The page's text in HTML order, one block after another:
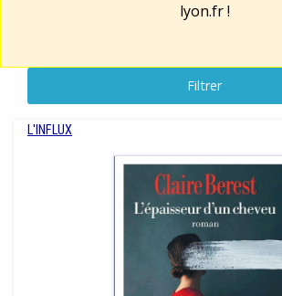
lyon.fr!
Filtrer
L'INFLUX